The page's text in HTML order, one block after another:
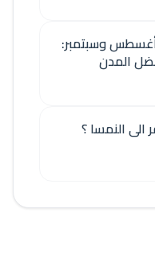
وسبتمبر:
المدن
الى النمسا ؟